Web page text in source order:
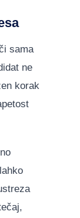
sama
ne
korak